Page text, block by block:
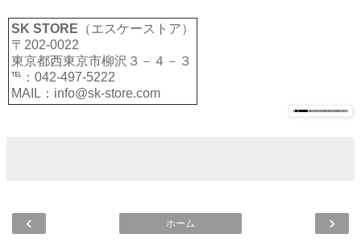
SK STORE （エスケーストア）
〒202-0022
東京都西東京市柳沢３－４－３
℡：042-497-5222
MAIL：info@sk-store.com
‹ ›
ホーム